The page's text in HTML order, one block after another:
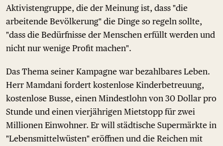
Aktivistengruppe, die der Meinung ist, dass "die
arbeitende Bevölkerung" die Dinge so regeln sollte,
"dass die Bedürfnisse der Menschen erfüllt werden und
nicht nur wenige Profit machen".
Das Thema seiner Kampagne war bezahlbares Leben.
Herr Mamdani fordert kostenlose Kinderbetreuung,
kostenlose Busse, einen Mindestlohn von 30 Dollar pro
Stunde und einen vierjährigen Mietstopp für zwei
Millionen Einwohner. Er will städtische Supermärkte in
"Lebensmittelwüsten" eröffnen und die Reichen mit